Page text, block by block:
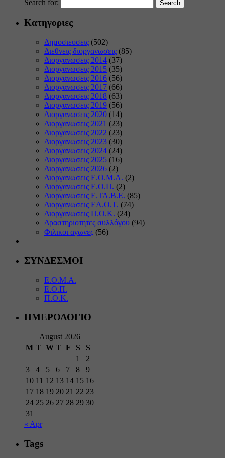
Search for:
Κατηγοριες
Δημοσιευσεις (502)
Διεθνεις διοργανωσεις (85)
Διοργανωσεις 2014 (37)
Διοργανωσεις 2015 (35)
Διοργανωσεις 2016 (56)
Διοργανωσεις 2017 (66)
Διοργανωσεις 2018 (63)
Διοργανωσεις 2019 (56)
Διοργανωσεις 2020 (14)
Διοργανωσεις 2021 (23)
Διοργανωσεις 2022 (23)
Διοργανωσεις 2023 (30)
Διοργανωσεις 2024 (24)
Διοργανωσεις 2025 (16)
Διοργανωσεις 2026 (2)
Διοργανωσεις Ε.Ο.Μ.Α. (2)
Διοργανωσεις Ε.Ο.Π. (2)
Διοργανωσεις Ε.ΤΑ.Β.Ε. (85)
Διοργανωσεις ΕΛ.Ο.Τ. (74)
Διοργανωσεις Π.Ο.Κ. (24)
Δραστηριοτητες συλλόγου (94)
Φιλικοι αγωνες (56)
ΣΥΝΔΕΣΜΟΙ
Ε.Ο.Μ.Α.
Ε.Ο.Π.
Π.Ο.Κ.
ΗΜΕΡΟΛΟΓΙΟ
August 2026
M T W T F S
S
1
2
3
4 5 6 7 8
9
10 11 12 13 14 15 16
17 18 19 20 21 22 23
24 25 26 27 28 29 30
31
« Apr
Tags